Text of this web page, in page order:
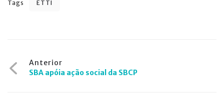
Tags ETTI
Navegação
de
Anterior
SBA apóia ação social da SBCP